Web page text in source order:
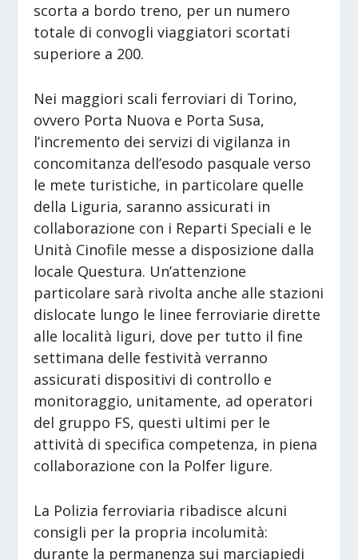
scorta a bordo treno, per un numero
totale di convogli viaggiatori scortati
superiore a 200.
Nei maggiori scali ferroviari di Torino,
ovvero Porta Nuova e Porta Susa,
l’incremento dei servizi di vigilanza in
concomitanza dell’esodo pasquale verso
le mete turistiche, in particolare quelle
della Liguria, saranno assicurati in
collaborazione con i Reparti Speciali e le
Unità Cinofile messe a disposizione dalla
locale Questura. Un’attenzione
particolare sarà rivolta anche alle stazioni
dislocate lungo le linee ferroviarie dirette
alle località liguri, dove per tutto il fine
settimana delle festività verranno
assicurati dispositivi di controllo e
monitoraggio, unitamente, ad operatori
del gruppo FS, questi ultimi per le
attività di specifica competenza, in piena
collaborazione con la Polfer ligure.
La Polizia ferroviaria ribadisce alcuni
consigli per la propria incolumità:
durante la permanenza sui marciapiedi